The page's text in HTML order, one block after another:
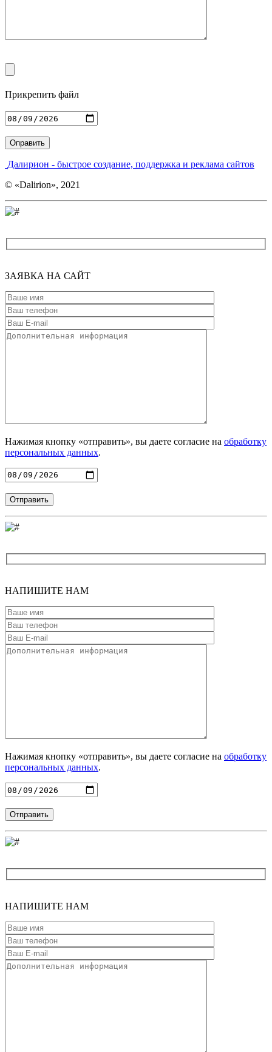
Прикрепить файл
Введите адрес
Далирион - быстрое создание, поддержка и реклама сайтов
© «Dalirion», 2021
ЗАЯВКА НА САЙТ
Нажимая кнопку «отправить», вы даете согласие на обработку
персональных данных.
Введите адрес
НАПИШИТЕ НАМ
Нажимая кнопку «отправить», вы даете согласие на обработку
персональных данных.
Введите адрес
НАПИШИТЕ НАМ